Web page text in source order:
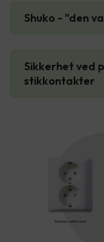
Shuko - "den
Sikkerhet ved
stikkontakter